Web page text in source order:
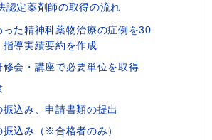
認定薬剤師の取得の流れ
った精神科薬物治療の症例を30
指導実績要約を作成
修会・講座で必要単位を取得
振込み、申請書類の提出
振込み（※合格者のみ）